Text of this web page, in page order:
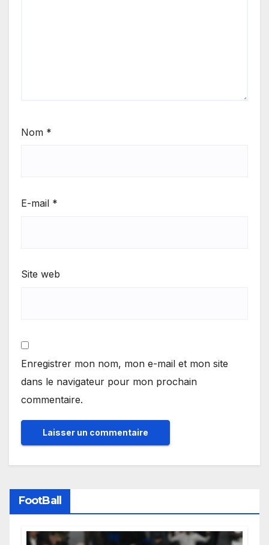
Nom *
E-mail *
Site web
Enregistrer mon nom, mon e-mail et mon site
dans le navigateur pour mon prochain
commentaire.
FootBall